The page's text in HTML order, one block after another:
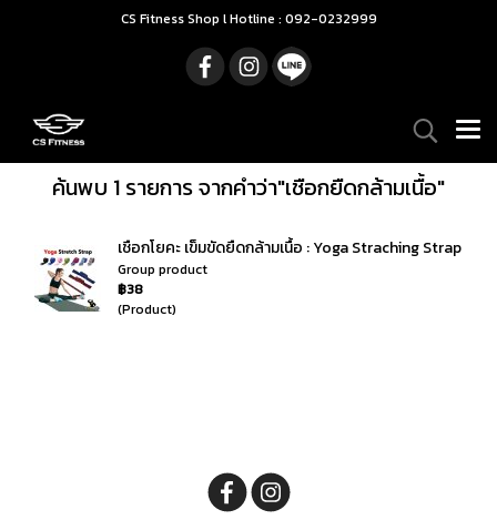
CS Fitness Shop l Hotline : 092-0232999
ค้นพบ 1 รายการ จากคำว่า"เชือกยืดกล้ามเนื้อ"
เชือกโยคะ เข็มขัดยืดกล้ามเนื้อ : Yoga Straching Strap
Group product
฿38
(Product)